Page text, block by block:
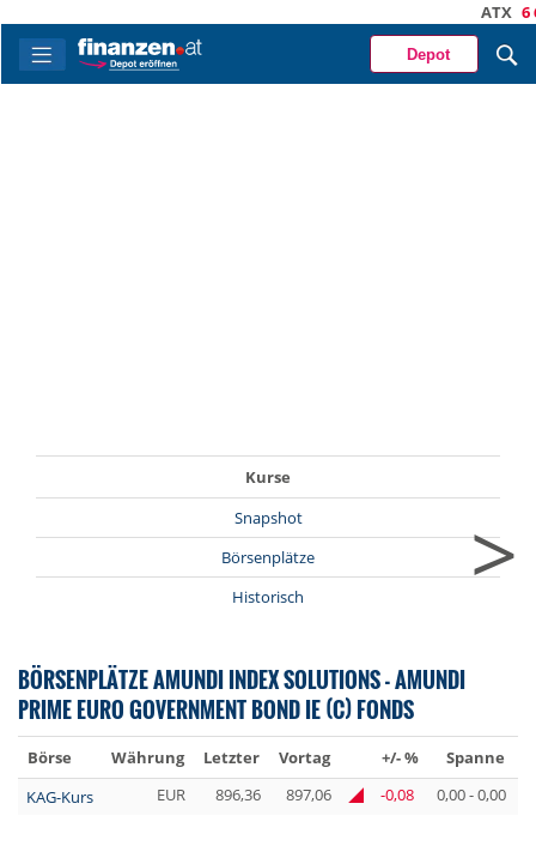
ATX 6
Depot
Kurse
Snapshot
Börsenplätze
Historisch
>
BÖRSENPLÄTZE AMUNDI INDEX SOLUTIONS - AMUNDI
PRIME EURO GOVERNMENT BOND IE (C) FONDS
Börse Währung Letzter Vortag +/- % Spanne
KAG-Kurs
EUR 896,36 897,06 -0,08 0,00 - 0,00